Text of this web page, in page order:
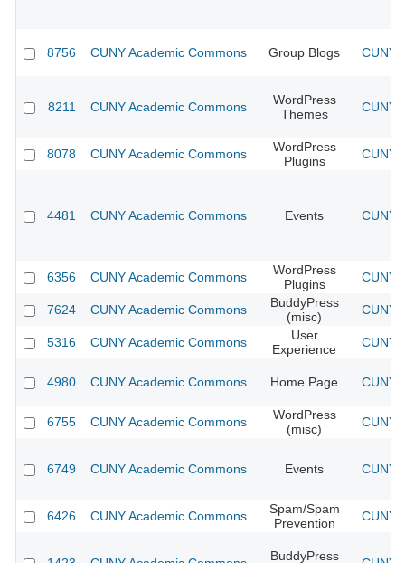
8756 CUNY Academic Commons Group Blogs CUNY
8211 CUNY Academic Commons
WordPress
Themes
CUNY
8078 CUNY Academic Commons
WordPress
Plugins
CUNY
4481 CUNY Academic Commons Events CUNY
6356 CUNY Academic Commons
WordPress
Plugins
CUNY
7624 CUNY Academic Commons
BuddyPress
(misc)
CUNY
5316 CUNY Academic Commons
User
Experience
CUNY
4980 CUNY Academic Commons Home Page CUNY
6755 CUNY Academic Commons
WordPress
(misc)
CUNY
6749 CUNY Academic Commons Events CUNY
6426 CUNY Academic Commons
Spam/Spam
Prevention
CUNY
BuddyPress